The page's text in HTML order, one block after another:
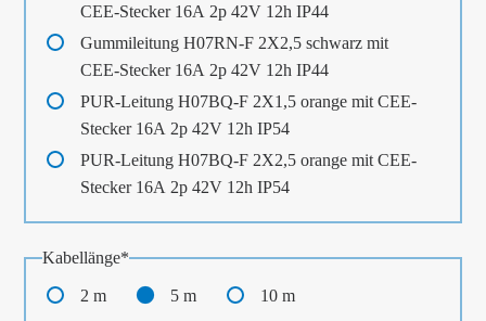
CEE-Stecker 16A 2p 42V 12h IP44
Gummileitung H07RN-F 2X2,5 schwarz mit
CEE-Stecker 16A 2p 42V 12h IP44
PUR-Leitung H07BQ-F 2X1,5 orange mit CEE-
Stecker 16A 2p 42V 12h IP54
PUR-Leitung H07BQ-F 2X2,5 orange mit CEE-
Stecker 16A 2p 42V 12h IP54
Pflichtfeld
Kabellänge*
2 m 5 m 10 m